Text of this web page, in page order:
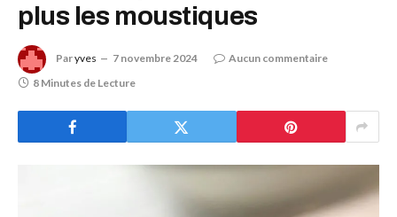
plus les moustiques
Paryves 7 novembre 2024
Aucun commentaire
8 Minutes de Lecture